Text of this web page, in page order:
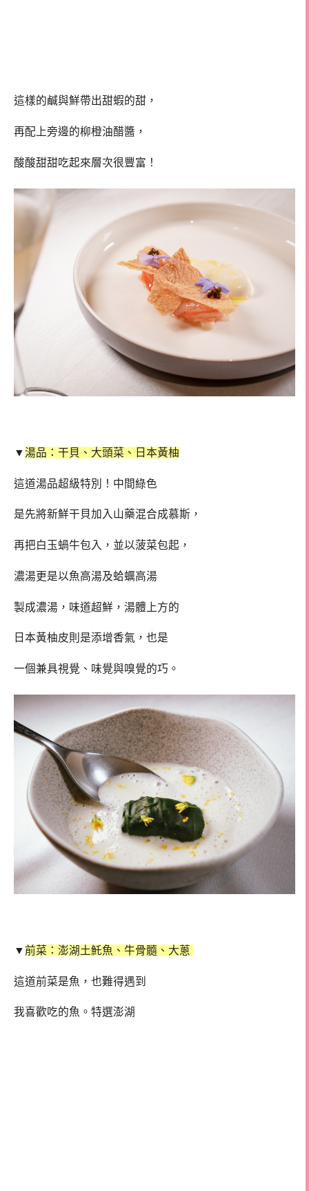
這樣的鹹與鮮帶出甜蝦的甜，
再配上旁邊的柳橙油醋醬，
酸酸甜甜吃起來層次很豐富！
▼湯品：干貝、大頭菜、日本黃柚
這道湯品超級特別！中間綠色
是先將新鮮干貝加入山藥混合成慕斯，
再把白玉蝸牛包入，並以菠菜包起，
濃湯更是以魚高湯及蛤蠣高湯
製成濃湯，味道超鮮，湯體上方的
日本黃柚皮則是添增香氣，也是
一個兼具視覺、味覺與嗅覺的巧。
▼前菜：澎湖土魠魚、牛骨髓、大蔥
這道前菜是魚，也難得遇到
我喜歡吃的魚。特選澎湖